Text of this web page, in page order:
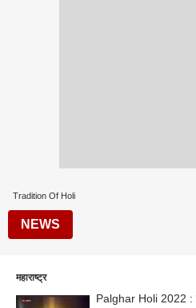
Tradition Of Holi
NEWS
महाराष्ट्र
Palghar Holi 2022 : पालघरच्या उर्से गावातली होळी, एक